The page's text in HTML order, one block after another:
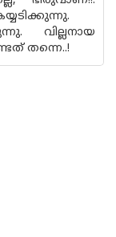
വില്ലനായ
തന്നെ..!